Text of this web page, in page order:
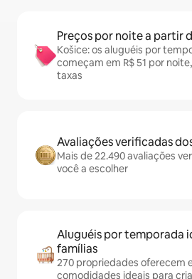
Preços por noite a partir
Košice: os aluguéis por
começam em R$ 51 por
taxas
Avaliações verificadas
Mais de 22.490 avaliações
você a escolher
Aluguéis por temporada
famílias
270 propriedades oferecem
comodidades ideais para